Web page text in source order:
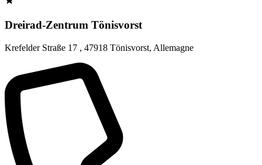
Dreirad-Zentrum Tönisvorst
Krefelder Straße 17 , 47918 Tönisvorst, Allemagne